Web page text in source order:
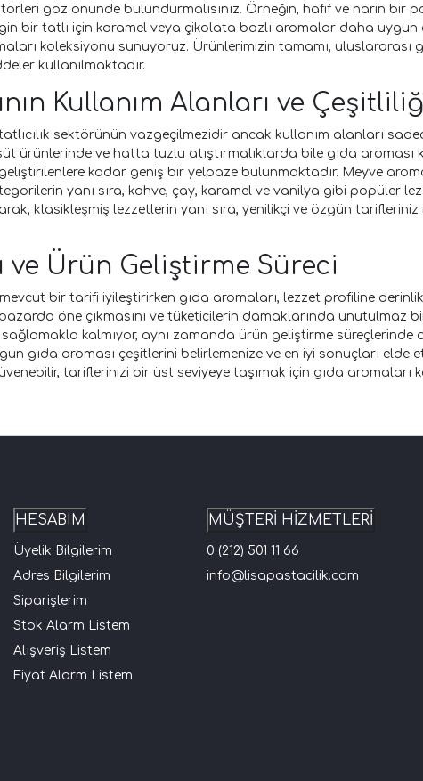
göz önünde bulundurmalısınız. Örneğin, hafif ve narin bir
bir tatlı için karamel veya çikolata bazlı aromalar daha
koleksiyonu sunuyoruz. Ürünlerimizin tamamı,
kullanılmaktadır.
Kullanım Alanları ve
sektörünün vazgeçilmezidir ancak kullanım alanları
ürünlerinde ve hatta tuzlu atıştırmalıklarda bile gıda aroması
kadar geniş bir yelpaze bulunmaktadır. Meyve
yanı sıra, kahve, çay, karamel ve vanilya gibi popüler
klasikleşmiş lezzetlerin yanı sıra, yenilikçi ve özgün
ve Ürün Geliştirme Süreci
bir tarifi iyileştirirken gıda aromaları, lezzet profiline
öne çıkmasını ve tüketicilerin damaklarında unutulmaz
kalmıyor, aynı zamanda ürün geliştirme süreçlerinde
gıda aroması çeşitlerini belirlemenize ve en iyi sonuçları elde
tariflerinizi bir üst seviyeye taşımak için gıda aromaları
HESABIM
Üyelik Bilgilerim
Adres Bilgilerim
Siparişlerim
Stok Alarm Listem
Alışveriş Listem
Fiyat Alarm Listem
MÜŞTERİ HİZMETLERİ
0 (212) 501 11 66
info@lisapastacilik.com